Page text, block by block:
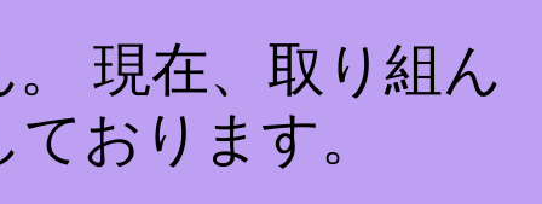
現在、取り組ん
おります。